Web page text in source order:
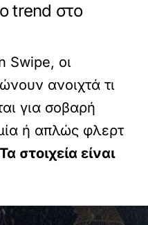
trend στο
Swipe, οι
ανοιχτά τι
για σοβαρή
ή απλώς φλερτ
Τα στοιχεία είναι